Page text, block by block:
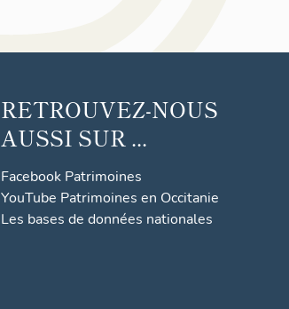
RETROUVEZ-NOUS
AUSSI SUR ...
Facebook Patrimoines
YouTube Patrimoines en Occitanie
Les bases de données nationales